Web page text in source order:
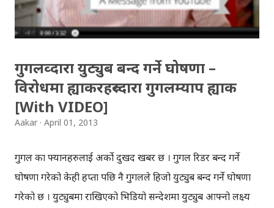
depends on price. Each audience I asked at the end of
my presentations "who would buy this?...
गुगलव्दारा युट्युब बन्द गर्ने घोषणा –
विरोधमा ह्याकरहरुव्दारा गुगलम्याप ह्याक
[With VIDEO]
Aakar April 01, 2013
गुगल का फ्यानहरुलाई अर्को दुखद खबर छ । गुगल रिडर बन्द गर्ने
घोषणा गरेको केही हप्ता पछि नै गुगलले हिजो युट्युब बन्द गर्ने घोषणा
गरेको छ । युट्युबमा राखिएको भिडियो सन्देशमा युट्युब आफ्नो लक्ष्य